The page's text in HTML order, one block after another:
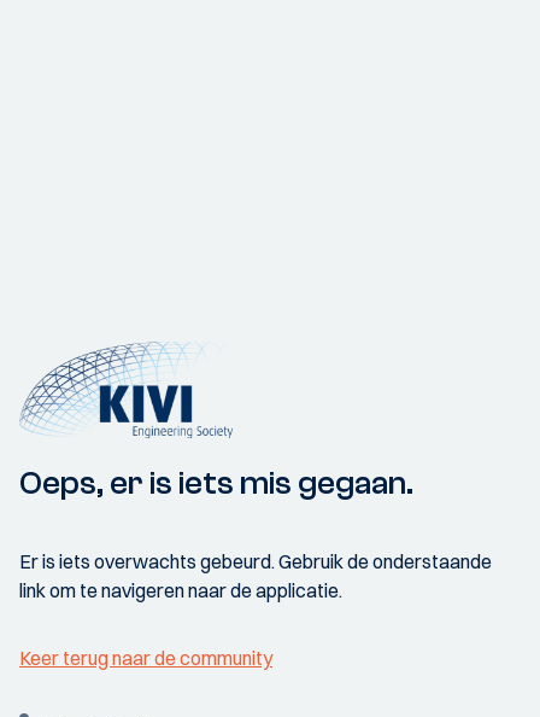
Oeps, er is iets mis gegaan.
Er is iets overwachts gebeurd. Gebruik de onderstaande
link om te navigeren naar de applicatie.
Keer terug naar de community